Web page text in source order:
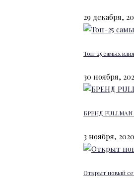
29 декабря,
Топ-25 самых
30 ноября,
БРЕНД
3 ноября, 2020
Открыт новый